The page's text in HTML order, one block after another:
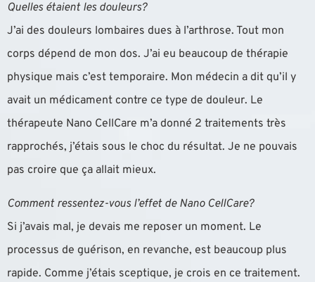
Quelles étaient les douleurs?
J’ai des douleurs lombaires dues à l’arthrose. Tout mon
corps dépend de mon dos. J’ai eu beaucoup de thérapie
physique mais c’est temporaire. Mon médecin a dit qu’il y
avait un médicament contre ce type de douleur. Le
thérapeute Nano CellCare m’a donné 2 traitements très
rapprochés, j’étais sous le choc du résultat. Je ne pouvais
pas croire que ça allait mieux.
Comment ressentez-vous l’effet de Nano CellCare?
Si j’avais mal, je devais me reposer un moment. Le
processus de guérison, en revanche, est beaucoup plus
rapide. Comme j’étais sceptique, je crois en ce traitement.